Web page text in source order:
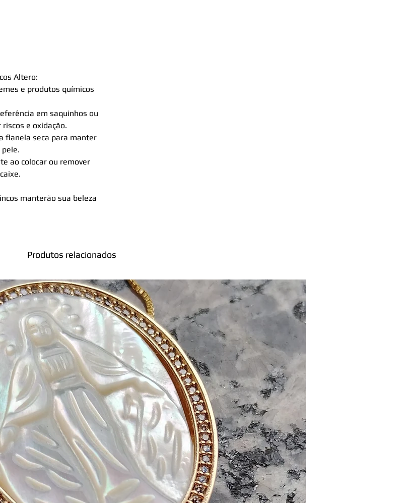
Altero:
e produtos químicos
em saquinhos ou
e oxidação.
flanela seca para manter
ao colocar ou remover
manterão sua beleza
Produtos relacionados